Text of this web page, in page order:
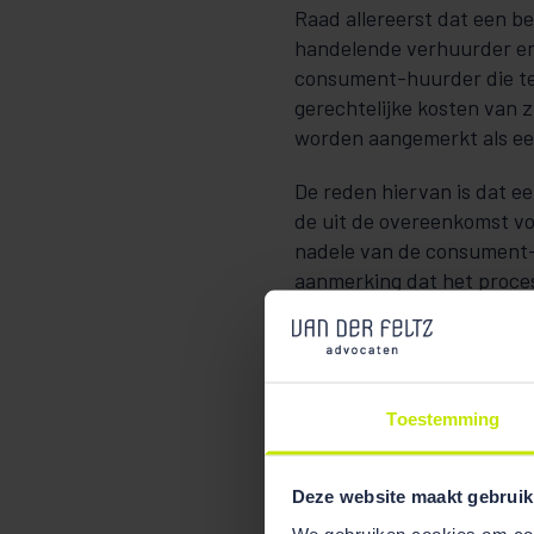
Toestemming
Deze website maakt
Raad allereerst dat een
handelende verhuurder
consument-huurder die
gerechtelijke kosten van
worden aangemerkt als
De reden hiervan is dat
de uit de overeenkomst
nadele van de
aanmerking dat het
ligt in het wettelijk stelsel
Voor wat betreft de
niet kunnen terugvallen
niet eenduidig is. Dat wil